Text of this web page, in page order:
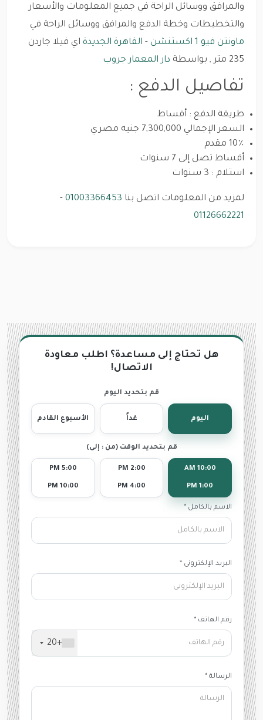
والمرافق ووسائل الراحة في جميع المعلومات والأسعار
والتخطيطات وخطة الدفع والمرافق ووسائل الراحة في
ماونتن فيو 1 اكستنشن
- القاهرة الجديدة اي فيلا جاردن
235 متر , بواسطة
دار المعمار جروب
تفاصيل الدفع :
طريقة الدفع : أقساط
السعر الإجمالي 7,300,000 جنيه مصري
10٪ مقدم
أقساط تصل إلى 7 سنوات
استلام : 3 سنوات
لمزيد من المعلومات اتصل بنا 01003366453
-
01126662221
هل تحتاج إلى مساعدة؟ اطلب معاودة
الاتصال!
قم بتحديد اليوم
اليوم غداً الأسبوع القادم
قم بتحديد الوقت (من : إلى)
10:00 AM
1:00 PM
2:00 PM
4:00 PM
5:00 PM
10:00 PM
الاسم بالكامل *
البريد الإلكترونى *
رقم الهاتف *
+20
الرسالة *